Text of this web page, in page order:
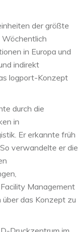
der größte
Wöchentlich
in Europa und
indirekt
logport-Konzept
durch die
in
Er erkannte früh
verwandelte er die
Management
über das Konzept zu